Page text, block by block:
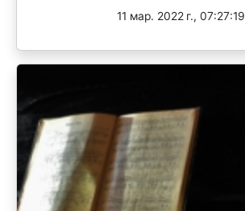
11 мар. 2022 г., 07:27:19